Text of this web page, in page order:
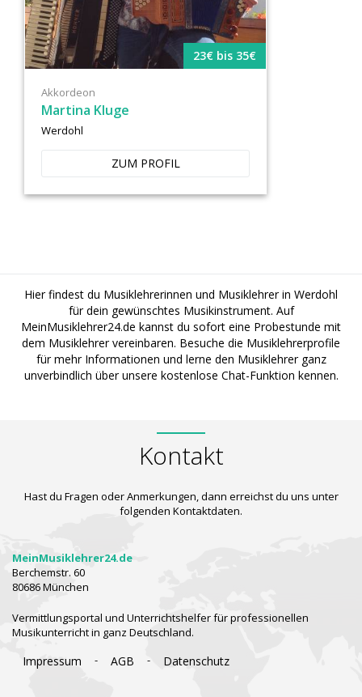
23€ bis 35€
Akkordeon
Martina Kluge
Werdohl
ZUM PROFIL
Hier findest du Musiklehrerinnen und Musiklehrer in Werdohl
für dein gewünschtes Musikinstrument. Auf
MeinMusiklehrer24.de kannst du sofort eine Probestunde mit
dem Musiklehrer vereinbaren. Besuche die Musiklehrerprofile
für mehr Informationen und lerne den Musiklehrer ganz
unverbindlich über unsere kostenlose Chat-Funktion kennen.
Kontakt
Hast du Fragen oder Anmerkungen, dann erreichst du uns unter
folgenden Kontaktdaten.
MeinMusiklehrer24.de
Berchemstr. 60
80686 München
Vermittlungsportal und Unterrichtshelfer für professionellen
Musikunterricht in ganz Deutschland.
Impressum - AGB - Datenschutz